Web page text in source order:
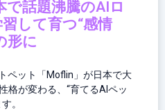
で話題沸騰のAIロ
して育つ“感情
形に
ペット「Moflin」が日本で大
格が変わる、“育てるAIペッ
。